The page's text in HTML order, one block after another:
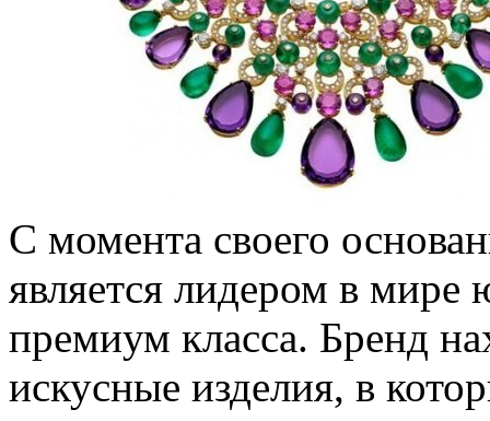
С момента своего
является лидером в
премиум класса. Бренд
искусные изделия, в